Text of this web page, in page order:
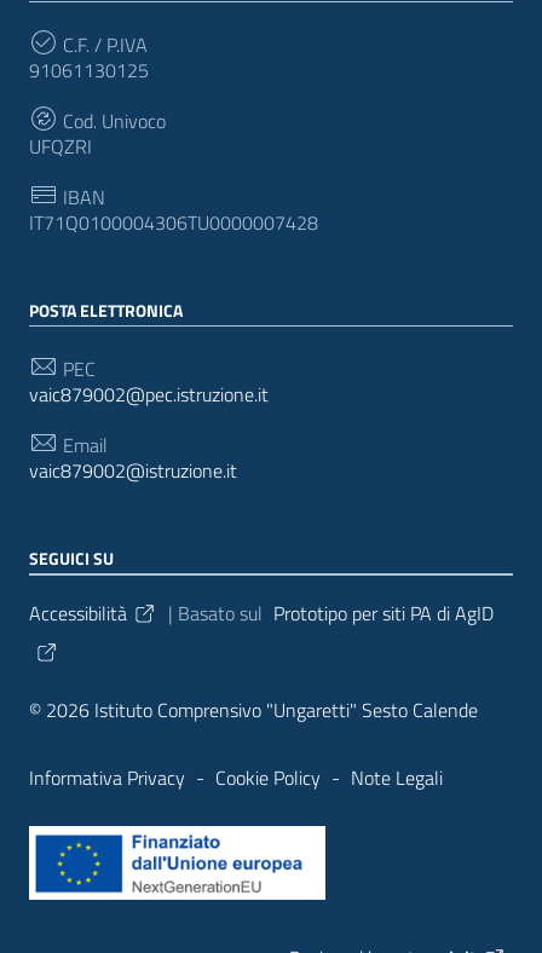
C.F. / P.IVA
91061130125
Cod. Univoco
UFQZRI
IBAN
IT71Q0100004306TU0000007428
POSTA ELETTRONICA
PEC
vaic879002@pec.istruzione.it
Email
vaic879002@istruzione.it
SEGUICI SU
Sezione Link Utili
Accessibilità | Basato sul Prototipo per siti PA di AgID
© 2026 Istituto Comprensivo "Ungaretti" Sesto Calende
Informativa Privacy - Cookie Policy - Note Legali